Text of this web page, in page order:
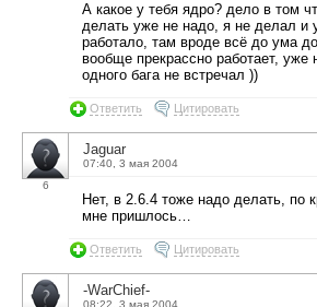
А какое у тебя ядро? дело в том
делать уже не надо, я не делал и
работало, там вроде всё до ума
вообще прекрассно работает, уже
одного бага не встречал ))
Ответить Цитировать
6
Jaguar
07:40, 3 мая 2004
Нет, в 2.6.4 тоже надо делать, по
мне пришлось…
Ответить Цитировать
-WarChief-
08:22, 3 мая 2004